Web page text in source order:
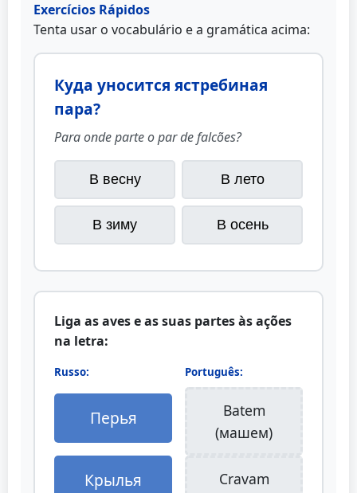
Exercícios Rápidos
Tenta usar o vocabulário e a gramática acima:
Куда уносится ястребиная
пара?
Para onde parte o par de falcões?
В весну В лето
В зиму В осень
Liga as aves e as suas partes às ações
na letra:
Russo:
Перья
Крылья
Português:
Batem
(машем)
Cravam